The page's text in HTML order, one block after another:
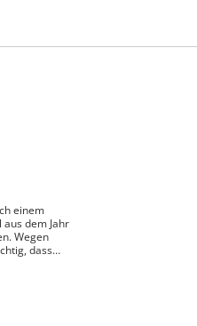
einem
dem Jahr
Wegen
dass
ist und